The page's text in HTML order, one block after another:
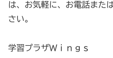
は、お気軽に、お電話また
さい。
学習プラザＷｉｎｇｓ